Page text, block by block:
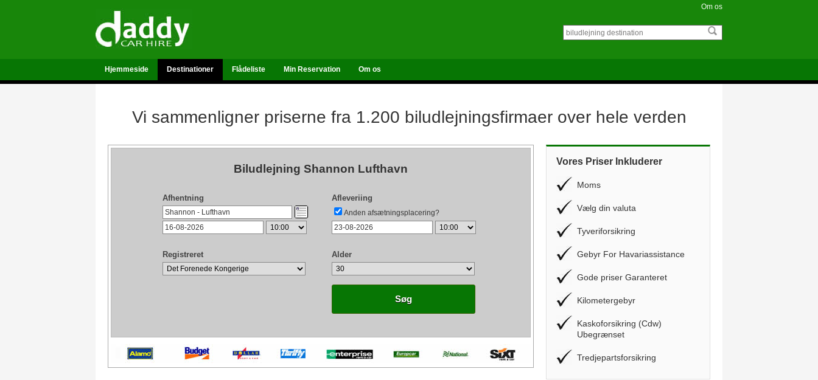
Om os
Hjemmeside Destinationer Flådeliste Min Reservation Om os
Vi sammenligner priserne fra 1.200 biludlejningsfirmaer over hele verden
Biludlejning Shannon Lufthavn
Afhentning Afleveriing
Anden afsætningsplacering?
Registreret Alder
Søg
Vores Priser Inkluderer
Moms
Vælg din valuta
Tyveriforsikring
Gebyr For Havariassistance
Gode priser Garanteret
Kilometergebyr
Kaskoforsikring (Cdw)
Ubegrænset
Tredjepartsforsikring